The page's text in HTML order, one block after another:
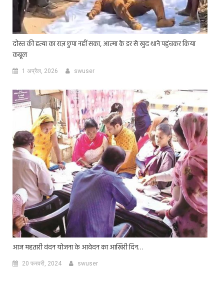
दोस्त की हत्या का राज़ छुपा नहीं सका, आत्मा के डर से खुद थाने पहुंचकर किया
कबूल
1 अप्रैल, 2026 swuser
आज महतारी वंदन योजना के आवेदन का आखिरी दिन…
20 फरवरी, 2024 swuser